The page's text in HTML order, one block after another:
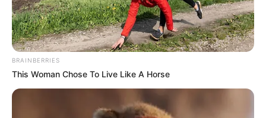
BRAINBERRIES
This Woman Chose To Live Like A Horse